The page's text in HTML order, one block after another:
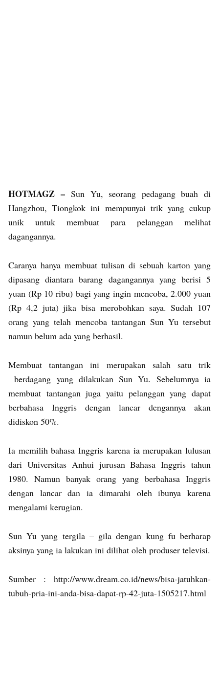
HOTMAGZ –Sun Yu, seorang pedagang buah di
Hangzhou, Tiongkok ini mempunyai trik yang cukup
unik untuk membuat para pelanggan melihat
dagangannya.
Caranya hanya membuat tulisan di sebuah karton yang
dipasang diantara barang dagangannya yang berisi 5
yuan (Rp 10 ribu) bagi yang ingin mencoba, 2.000 yuan
(Rp 4,2 juta) jika bisa merobohkan saya. Sudah 107
orang yang telah mencoba tantangan Sun Yu tersebut
namun belum ada yang berhasil.
Membuat tantangan ini merupakan salah satu trik
berdagang yang dilakukan Sun Yu. Sebelumnya ia
membuat tantangan juga yaitu pelanggan yang dapat
berbahasa Inggris dengan lancar dengannya akan
didiskon 50%.
Ia memilih bahasa Inggris karena ia merupakan lulusan
dari Universitas Anhui jurusan Bahasa Inggris tahun
1980. Namun banyak orang yang berbahasa Inggris
dengan lancar dan ia dimarahi oleh ibunya karena
mengalami kerugian.
Sun Yu yang tergila – gila dengan kung fu berharap
aksinya yang ia lakukan ini dilihat oleh produser televisi.
Sumber : http://www.dream.co.id/news/bisa-jatuhkan-
tubuh-pria-ini-anda-bisa-dapat-rp-42-juta-1505217.html